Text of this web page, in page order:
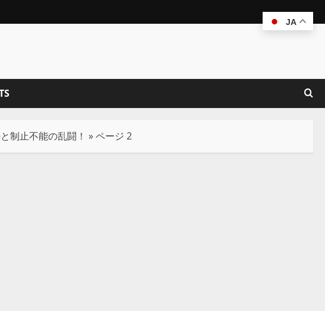
制止不能の乱闘！ »ページ 2
JA